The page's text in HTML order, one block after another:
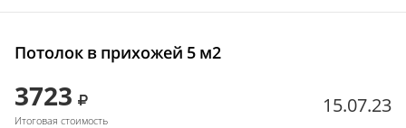
Потолок в прихожей 5 м2
3723
Итоговая стоимость
15.07.23